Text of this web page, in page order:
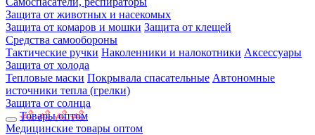
Защита от животных и насекомых
Защита от комаров и мошки Защита от клещей
Средства самообороны
Тактические ручки Наколенники и налокотники Аксессуары
Защита от холода
Тепловые маски Покрывала спасательные Автономные
источники тепла (грелки)
Защита от солнца
Товары оптом
Медицинские товары оптом